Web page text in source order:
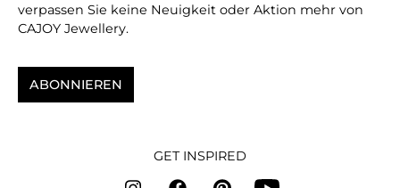
verpassen Sie keine Neuigkeit oder Aktion mehr von
CAJOY Jewellery.
ABONNIEREN
GET INSPIRED